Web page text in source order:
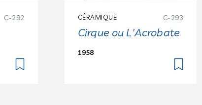
C-292 CÉRAMIQUE C-293
Cirque ou L'Acrobate
1958